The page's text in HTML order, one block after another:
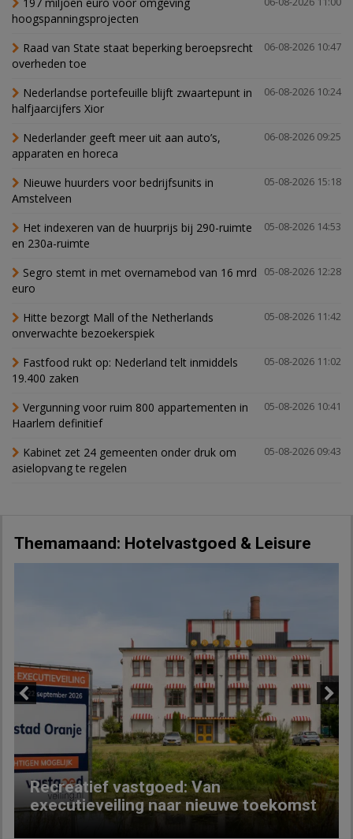
hoogspanningsprojecten
06-08-2026 10:47
Raad van State staat beperking beroepsrecht
overheden toe
06-08-2026 10:24
Nederlandse portefeuille blijft zwaartepunt in
halfjaarcijfers Xior
06-08-2026 09:25
Nederlander geeft meer uit aan auto’s,
apparaten en horeca
05-08-2026 15:18
Nieuwe huurders voor bedrijfsunits in
Amstelveen
05-08-2026 14:53
Het indexeren van de huurprijs bij 290-ruimte
en 230a-ruimte
05-08-2026 12:28
Segro stemt in met overnamebod van 16 mrd
euro
05-08-2026 11:42
Hitte bezorgt Mall of the Netherlands
onverwachte bezoekerspiek
05-08-2026 11:02
Fastfood rukt op: Nederland telt inmiddels
19.400 zaken
05-08-2026 10:41
Vergunning voor ruim 800 appartementen in
Haarlem definitief
05-08-2026 09:43
Kabinet zet 24 gemeenten onder druk om
asielopvang te regelen
Themamaand: Hotelvastgoed & Leisure
Recreatief vastgoed: Van
executieveiling naar nieuwe toekomst
Next